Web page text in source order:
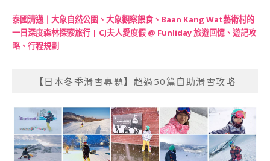
泰國清邁｜大象自然公園、大象觀察餵食、Baan Kang Wat藝術村的
一日深度森林探索旅行 | CJ夫人愛度假 @ Funliday 旅遊回憶、遊記攻
略、行程規劃
【日本冬季滑雪專題】超過50篇自助滑雪攻略